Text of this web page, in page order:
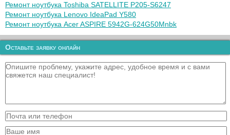
Ремонт ноутбука Toshiba SATELLITE P205-S6247
Ремонт ноутбука Lenovo IdeaPad Y580
Ремонт ноутбука Acer ASPIRE 5942G-624G50Mnbk
Оставьте заявку онлайн